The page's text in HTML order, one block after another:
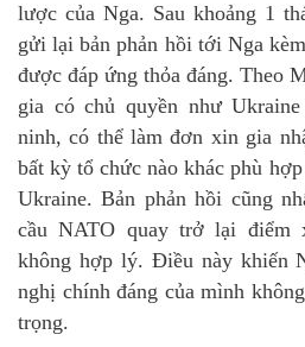
lược của Nga. Sau khoảng 1
gửi lại bản phản hồi tới Nga
được đáp ứng thỏa đáng. Theo
gia có chủ quyền như
ninh, có thể làm đơn xin gia
bất kỳ tổ chức nào khác phù
Ukraine. Bản phản hồi cũng
cầu NATO quay trở lại điểm
không hợp lý. Điều này khiến
nghị chính đáng của mình
trọng.